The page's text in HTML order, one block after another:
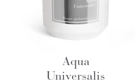
Aqua
Universalis